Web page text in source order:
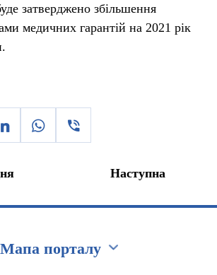
затверджено збільшення
медичних гарантій на 2021 рік
Наступна
Мапа порталу